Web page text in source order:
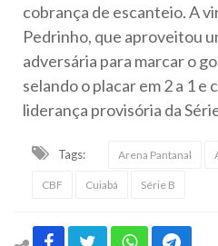
cobrança de escanteio. A
Pedrinho, que aproveitou
adversária para marcar o
selando o placar em 2 a 1 e
liderança provisória da
Tags: Arena Pantanal
CBF Cuiabá Série B